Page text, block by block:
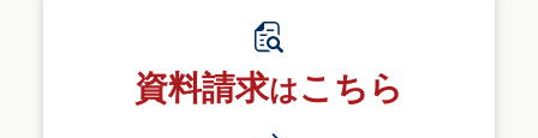
資料請求はこちら